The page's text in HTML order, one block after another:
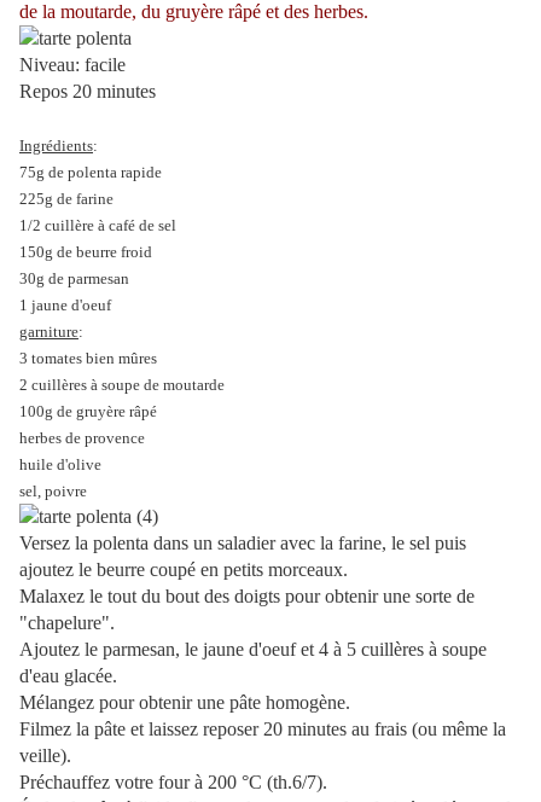
de la moutarde, du gruyère râpé et des herbes.
Niveau: facile
Repos 20 minutes
Ingrédients:
75g de polenta rapide
225g de farine
1/2 cuillère à café de sel
150g de beurre froid
30g de parmesan
1 jaune d'oeuf
garniture:
3 tomates bien mûres
2 cuillères à soupe de moutarde
100g de gruyère râpé
herbes de provence
huile d'olive
sel, poivre
Versez la polenta dans un saladier avec la farine, le sel puis
ajoutez le beurre coupé en petits morceaux.
Malaxez le tout du bout des doigts pour obtenir une sorte de
"chapelure".
Ajoutez le parmesan, le jaune d'oeuf et 4 à 5 cuillères à soupe
d'eau glacée.
Mélangez pour obtenir une pâte homogène.
Filmez la pâte et laissez reposer 20 minutes au frais (ou même la
veille).
Préchauffez votre four à 200 °C (th.6/7).